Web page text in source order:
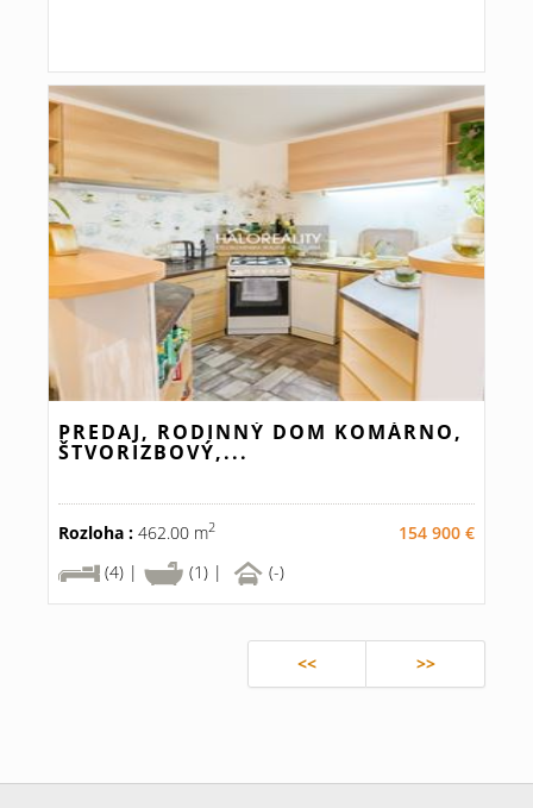
PREDAJ, RODINNÝ DOM KOMÁRNO,
ŠTVORIZBOVÝ,...
Rozloha : 462.00 m2
154 900 €
(4) |
(1) | (-)
<< >>